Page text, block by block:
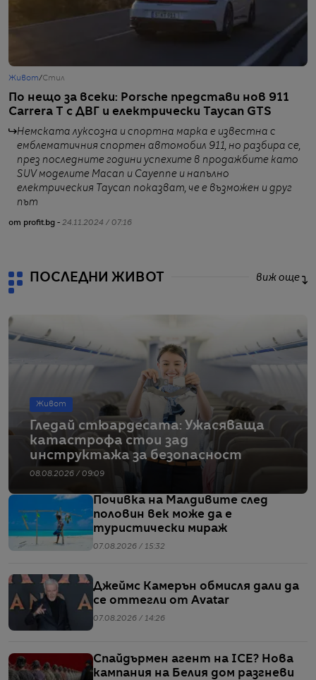
Живот/Стил
По нещо за всеки: Porsche представи нов 911
Carrera T с ДВГ и електрически Taycan GTS
Немската луксозна и спортна марка е известна с
емблематичния спортен автомобил 911, но разбира се,
през последните години успехите в продажбите като
SUV моделите Macan и Cayenne и напълно
електрическия Taycan показват, че е възможен и друг
път
от profit.bg - 24.11.2024 / 07:16
ПОСЛЕДНИ ЖИВОТ виж още
Живот
Гледай стюардесата: Ужасяваща
катастрофа стои зад
инструктажа за безопасност
08.08.2026 / 09:09
Почивка на Малдивите след
половин век може да е
туристически мираж
07.08.2026 / 15:32
Джеймс Камерън обмисля дали да
се оттегли от Avatar
07.08.2026 / 14:26
Спайдърмен агент на ICE? Нова
кампания на Белия дом разгневи